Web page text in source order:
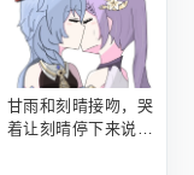
甘雨和刻晴接吻，哭
着让刻晴停下来说不